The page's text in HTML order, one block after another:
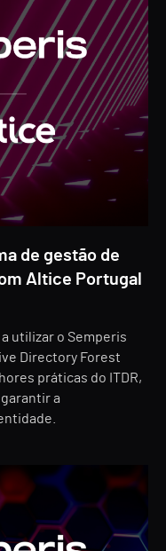
de gestão de
Altice Portugal
utilizar o Semperis
Directory Forest
práticas do ITDR,
a